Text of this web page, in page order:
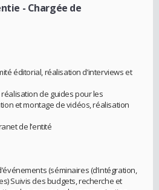
- Chargée de
éditorial, réalisation d’interviews et
de guides pour les
et montage de vidéos, réalisation
de l’entité
(séminaires (d’intégration,
Suivis des budgets, recherche et